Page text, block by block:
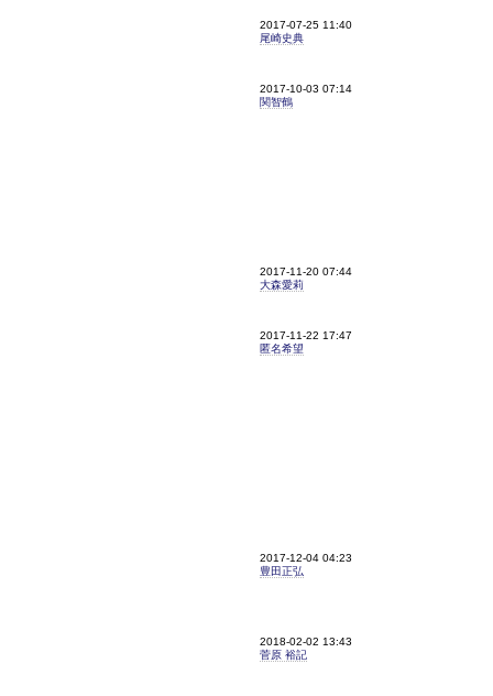
2017-07-25 11:40
尾崎史典
2017-10-03 07:14
関智鶴
2017-11-20 07:44
大森愛莉
2017-11-22 17:47
匿名希望
2017-12-04 04:23
豊田正弘
2018-02-02 13:43
菅原 裕記